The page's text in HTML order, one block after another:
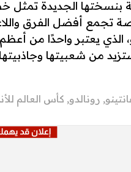
بنسختها الجديدة
تجمع أفضل الفرق
الذي يعتبر واحدًا من
من شعبيتها
, رونالدو, كأس العالم